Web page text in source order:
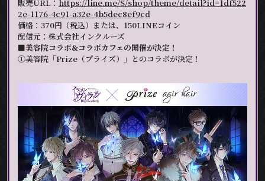
販売URL： https://line.me/S/shop/theme/detail?id=1df522
2e-1176-4c91-a32e-4b5dec8ef9cd
価格：370円（税込）または、150LINEコイン
配信元：株式会社インクルーズ
■美容院コラボ&コラボカフェの開催が決定！
①美容院「Prize（プライズ）」とのコラボが決定！